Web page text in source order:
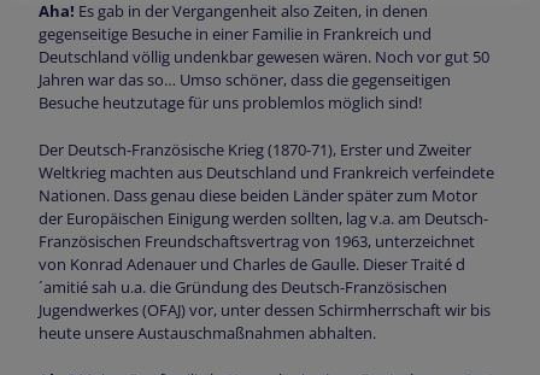
Aha! Es gab in der Vergangenheit also Zeiten, in denen
gegenseitige Besuche in einer Familie in Frankreich und
Deutschland völlig undenkbar gewesen wären. Noch vor gut 50
Jahren war das so… Umso schöner, dass die gegenseitigen
Besuche heutzutage für uns problemlos möglich sind!
Der Deutsch-Französische Krieg (1870-71), Erster und Zweiter
Weltkrieg machten aus Deutschland und Frankreich verfeindete
Nationen. Dass genau diese beiden Länder später zum Motor
der Europäischen Einigung werden sollten, lag v.a. am Deutsch-
Französischen Freundschaftsvertrag von 1963, unterzeichnet
von Konrad Adenauer und Charles de Gaulle. Dieser Traité d
´amitié sah u.a. die Gründung des Deutsch-Französischen
Jugendwerkes (OFAJ) vor, unter dessen Schirmherrschaft wir bis
heute unsere Austauschmaßnahmen abhalten.